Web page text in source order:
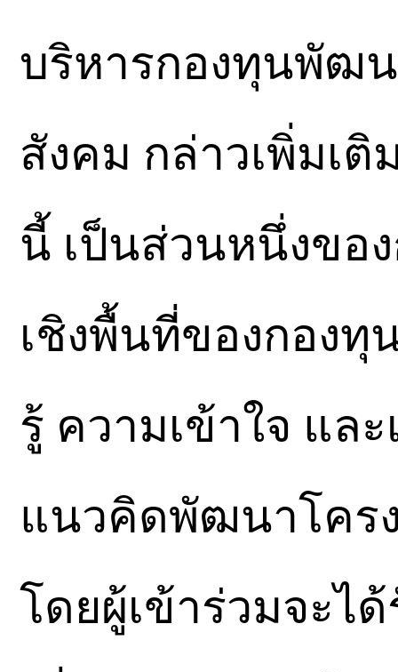
บริหารกองทุนพัฒ
สังคม กล่าวเพิ่มเติ
นี้ เป็นส่วนหนึ่งขอ
เชิงพื้นที่ของกองทุ
รู้ ความเข้าใจ แล
แนวคิดพัฒนาโคร
โดยผู้เข้าร่วมจะไ